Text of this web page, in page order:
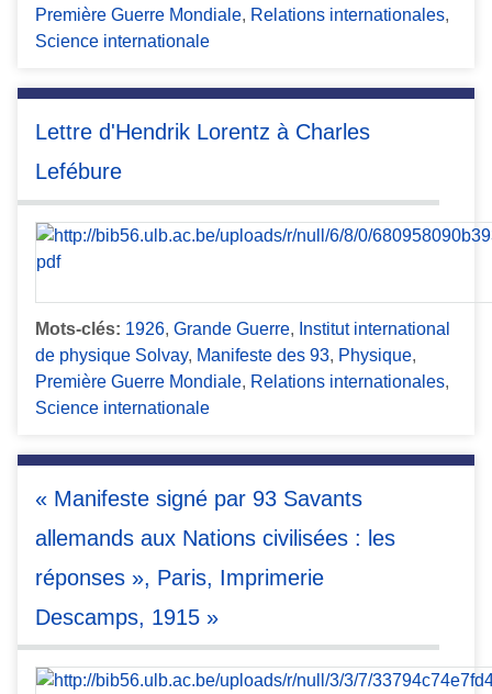
Première Guerre Mondiale, Relations internationales,
Science internationale
Lettre d'Hendrik Lorentz à Charles
Lefébure
Mots-clés: 1926, Grande Guerre, Institut international
de physique Solvay, Manifeste des 93, Physique,
Première Guerre Mondiale, Relations internationales,
Science internationale
« Manifeste signé par 93 Savants
allemands aux Nations civilisées : les
réponses », Paris, Imprimerie
Descamps, 1915 »